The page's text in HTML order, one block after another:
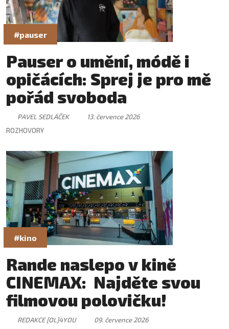
#pauser
Pauser o umění, módě i
opičácích: Sprej je pro mě
pořád svoboda
PAVEL SEDLÁČEK
13. července 2026
ROZHOVORY
#kino
Rande naslepo v kině
CINEMAX: Najděte svou
filmovou polovičku!
REDAKCE [OL]4YOU
09. července 2026